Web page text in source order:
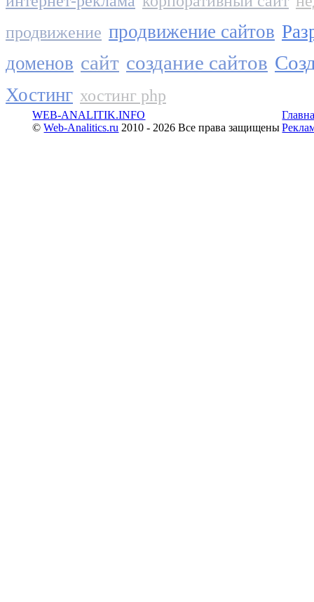
продвижение продвижение сайтов
доменов сайт создание сайтов
Хостинг хостинг php
WEB-ANALITIK.INFO
©Web-Analitics.ru 2010 - 2026 Все права защищены